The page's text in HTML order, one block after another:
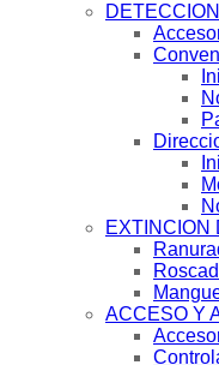
EXTINCION
ACCESO Y